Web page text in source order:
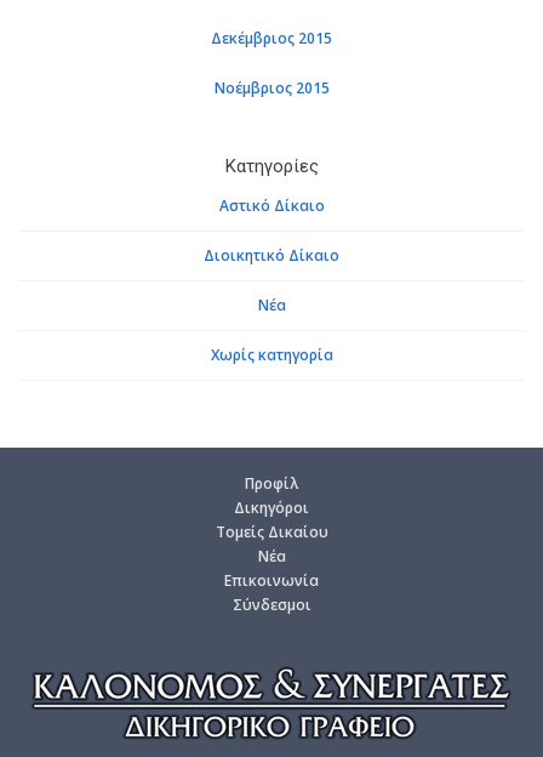
Δεκέμβριος 2015
Νοέμβριος 2015
Κατηγορίες
Αστικό Δίκαιο
Διοικητικό Δίκαιο
Νέα
Χωρίς κατηγορία
Προ­φίλ
Δι­κη­γό­ροι
Το­μείς Δι­καί­ου
Νέα
Επι­κοι­νω­νία
Σύν­δε­σμοι